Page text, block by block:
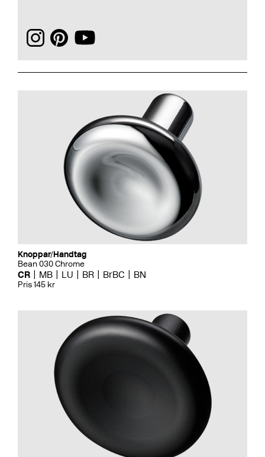
Knoppar/Handtag
Bean 030 Chrome
CR MB LU BR BrBC BN
Pris 145 kr